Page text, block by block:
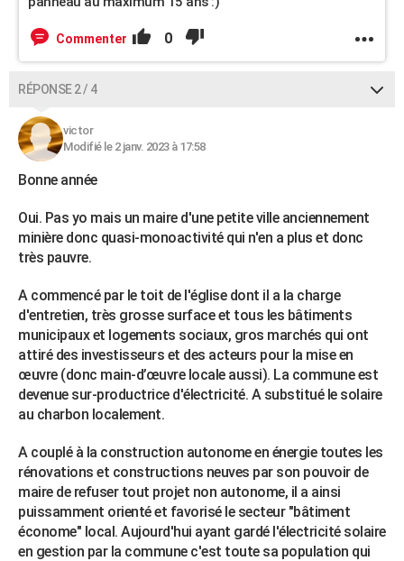
Commenter 0
RÉPONSE 2 / 4
victor
Modifié le 2 janv. 2023 à 17:58
Bonne année
Oui. Pas yo mais un maire d'une petite ville anciennement
minière donc quasi-monoactivité qui n'en a plus et donc
très pauvre.
A commencé par le toit de l'église dont il a la charge
d'entretien, très grosse surface et tous les bâtiments
municipaux et logements sociaux, gros marchés qui ont
attiré des investisseurs et des acteurs pour la mise en
œuvre (donc main-d’œuvre locale aussi). La commune est
devenue sur-productrice d'électricité. A substitué le solaire
au charbon localement.
A couplé à la construction autonome en énergie toutes les
rénovations et constructions neuves par son pouvoir de
maire de refuser tout projet non autonome, il a ainsi
puissamment orienté et favorisé le secteur "bâtiment
économe" local. Aujourd'hui ayant gardé l'électricité solaire
en gestion par la commune c'est toute sa population qui